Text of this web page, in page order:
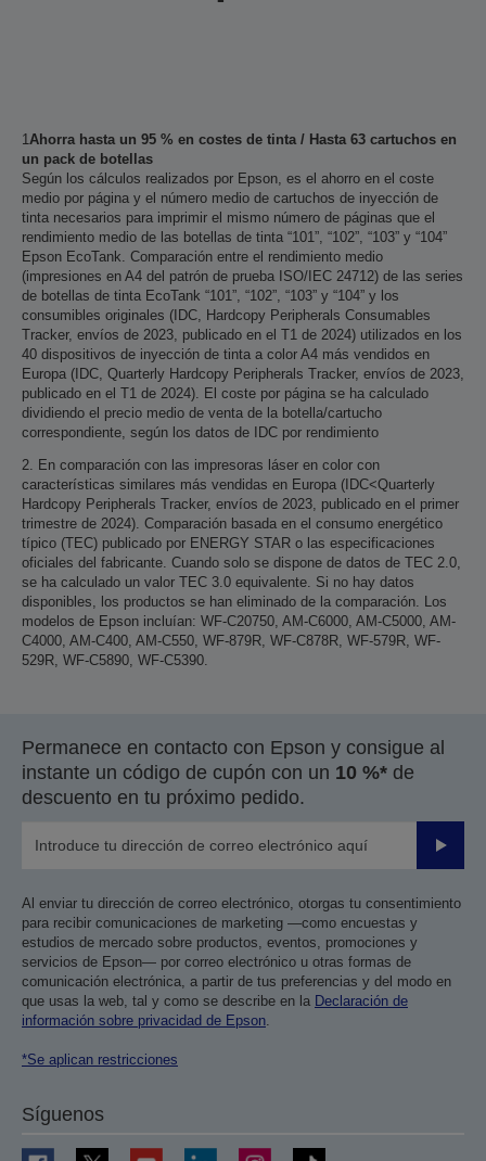
1Ahorra hasta un 95 % en costes de tinta / Hasta 63 cartuchos en
un pack de botellas
Según los cálculos realizados por Epson, es el ahorro en el coste
medio por página y el número medio de cartuchos de inyección de
tinta necesarios para imprimir el mismo número de páginas que el
rendimiento medio de las botellas de tinta “101”, “102”, “103” y “104”
Epson EcoTank. Comparación entre el rendimiento medio
(impresiones en A4 del patrón de prueba ISO/IEC 24712) de las series
de botellas de tinta EcoTank “101”, “102”, “103” y “104” y los
consumibles originales (IDC, Hardcopy Peripherals Consumables
Tracker, envíos de 2023, publicado en el T1 de 2024) utilizados en los
40 dispositivos de inyección de tinta a color A4 más vendidos en
Europa (IDC, Quarterly Hardcopy Peripherals Tracker, envíos de 2023,
publicado en el T1 de 2024). El coste por página se ha calculado
dividiendo el precio medio de venta de la botella/cartucho
correspondiente, según los datos de IDC por rendimiento
2. En comparación con las impresoras láser en color con
características similares más vendidas en Europa (IDC<Quarterly
Hardcopy Peripherals Tracker, envíos de 2023, publicado en el primer
trimestre de 2024). Comparación basada en el consumo energético
típico (TEC) publicado por ENERGY STAR o las especificaciones
oficiales del fabricante. Cuando solo se dispone de datos de TEC 2.0,
se ha calculado un valor TEC 3.0 equivalente. Si no hay datos
disponibles, los productos se han eliminado de la comparación. Los
modelos de Epson incluían: WF-C20750, AM-C6000, AM-C5000, AM-
C4000, AM-C400, AM-C550, WF-879R, WF-C878R, WF-579R, WF-
529R, WF-C5890, WF-C5390.
Permanece en contacto con Epson y consigue al
instante un código de cupón con un 10 %* de
descuento en tu próximo pedido.
Enviar
Al enviar tu dirección de correo electrónico, otorgas tu consentimiento
para recibir comunicaciones de marketing —como encuestas y
estudios de mercado sobre productos, eventos, promociones y
servicios de Epson— por correo electrónico u otras formas de
comunicación electrónica, a partir de tus preferencias y del modo en
que usas la web, tal y como se describe en la Declaración de
información sobre privacidad de Epson.
*Se aplican restricciones
Síguenos